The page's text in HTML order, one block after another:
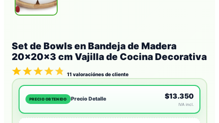
Set de Bowls en Bandeja de Madera
20x20x3 cm Vajilla de Cocina Decorativa
11 valoraciónes de cliente
PRECIO OBTENIDO Precio Detalle $13.350
IVA incl.